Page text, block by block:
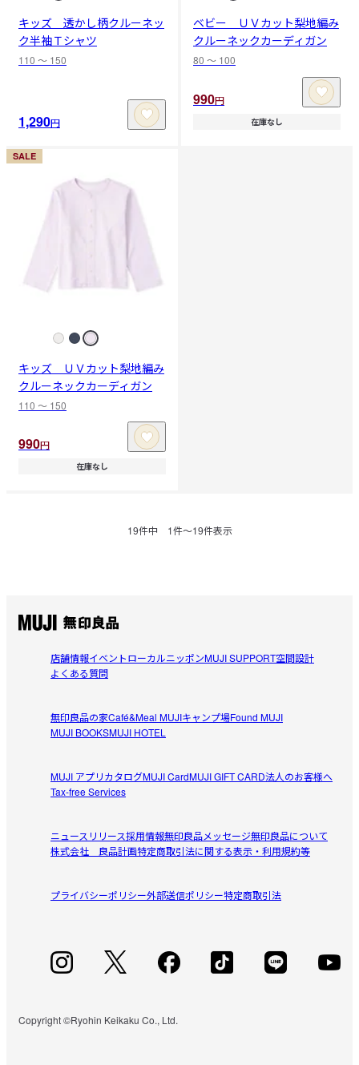
キッズ 透かし柄クルーネッ
ク半袖Ｔシャツ
110 〜 150
1,290円
ベビー ＵＶカット梨地編み
クルーネックカーディガン
80 〜 100
990円
在庫なし
SALE
キッズ ＵＶカット梨地編み
クルーネックカーディガン
110 〜 150
990円
在庫なし
19件中 1件〜19件表示
店舗情報イベントローカルニッポンMUJI SUPPORT空間設計
よくある質問
無印良品の家Café&Meal MUJIキャンプ場Found MUJI
MUJI BOOKSMUJI HOTEL
MUJI アプリカタログMUJI CardMUJI GIFT CARD法人のお客様へ
Tax-free Services
ニュースリリース採用情報無印良品メッセージ無印良品について
株式会社 良品計画特定商取引法に関する表示・利用規約等
プライバシーポリシー外部送信ポリシー特定商取引法
Copyright ©Ryohin Keikaku Co., Ltd.